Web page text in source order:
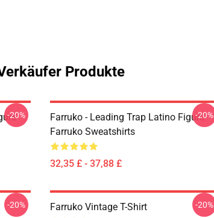
Produkte
-20%
Farruko - Leading Trap Latino Figure
Farruko Sweatshirts
32,35 £ - 37,88 £
-20%
-20% Farruko Vintage T-Shirt -20%